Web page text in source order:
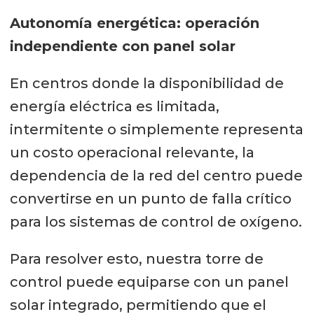
Autonomía energética: operación
independiente con panel solar
En centros donde la disponibilidad de
energía eléctrica es limitada,
intermitente o simplemente representa
un costo operacional relevante, la
dependencia de la red del centro puede
convertirse en un punto de falla crítico
para los sistemas de control de oxígeno.
Para resolver esto, nuestra torre de
control puede equiparse con un panel
solar integrado, permitiendo que el